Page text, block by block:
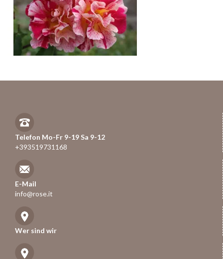
Telefon Mo-Fr 9-19 Sa 9-12
+393519731168
E-Mail
info@rose.it
Wer sind wir